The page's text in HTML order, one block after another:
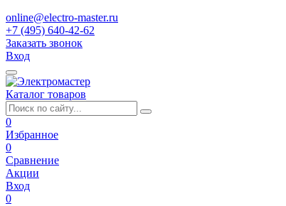
online@electro-master.ru
+7 (495) 640-42-62
Заказать звонок
Вход
Каталог товаров
0
Избранное
0
Сравнение
Акции
Вход
0